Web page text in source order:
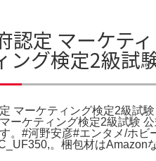
認定 マーケテ
ング検定2級試
マーケティング検定2級試
ーケティング検定2級試験
。#河野安彦#エンタメ/ホ
。梱包材はAmazon